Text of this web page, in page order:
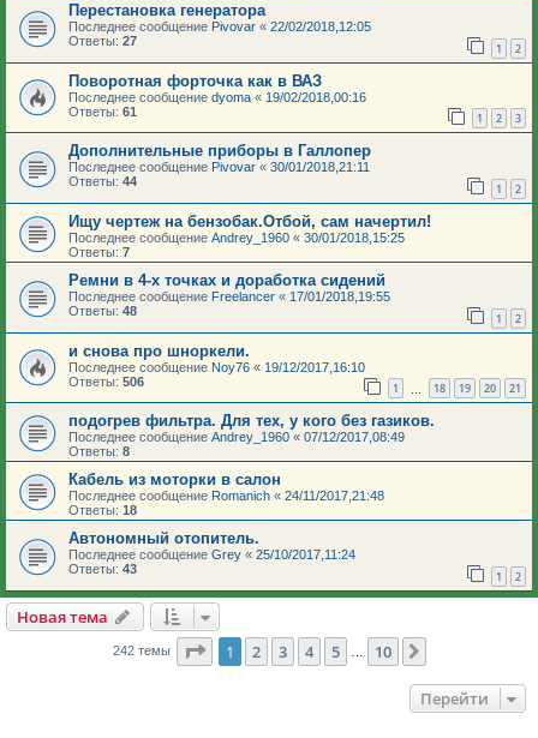
Перестановка генератора
Последнее сообщение Pivovar « 22/02/2018,12:05
Ответы: 27 1 2
Поворотная форточка как в ВАЗ
Последнее сообщение dyoma « 19/02/2018,00:16
Ответы: 61 1 2 3
Дополнительные приборы в Галлопер
Последнее сообщение Pivovar « 30/01/2018,21:11
Ответы: 44 1 2
Ищу чертеж на бензобак.Отбой, сам начертил!
Последнее сообщение Andrey_1960 « 30/01/2018,15:25
Ответы: 7
Ремни в 4-х точках и доработка сидений
Последнее сообщение Freelancer « 17/01/2018,19:55
Ответы: 48 1 2
и снова про шноркели.
Последнее сообщение Noy76 « 19/12/2017,16:10
Ответы: 506 1 18 19 20 21
подогрев фильтра. Для тех, у кого без газиков.
Последнее сообщение Andrey_1960 « 07/12/2017,08:49
Ответы: 8
Кабель из моторки в салон
Последнее сообщение Romanich « 24/11/2017,21:48
Ответы: 18
Автономный отопитель.
Последнее сообщение Grey « 25/10/2017,11:24
Ответы: 43 1 2
Новая тема
242 темы Страница из 10
1 2 3 4 5 10
Перейти